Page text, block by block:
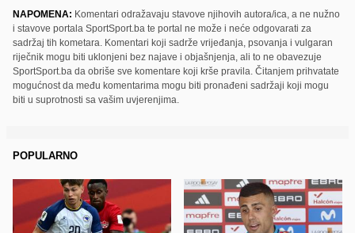
NAPOMENA: Komentari odražavaju stavove njihovih autora/ica, a ne nužno
i stavove portala SportSport.ba te portal ne može i neće odgovarati za
sadržaj tih kometara. Komentari koji sadrže vrijeđanja, psovanja i vulgaran
riječnik mogu biti uklonjeni bez najave i objašnjenja, ali to ne obavezuje
SportSport.ba da obriše sve komentare koji krše pravila. Čitanjem prihvatate
mogućnost da među komentarima mogu biti pronađeni sadržaji koji mogu
biti u suprotnosti sa vašim uvjerenjima.
POPULARNO